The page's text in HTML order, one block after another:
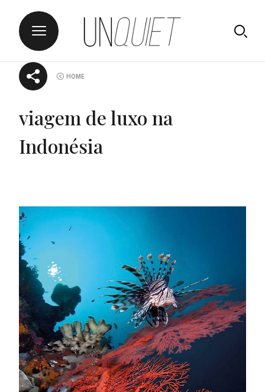
Skip
UNQUIET
Proudly
HOME
viagem de luxo na
Indonésia